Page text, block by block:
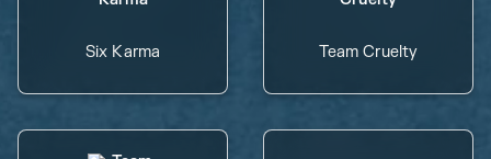
Six Karma Team Cruelty